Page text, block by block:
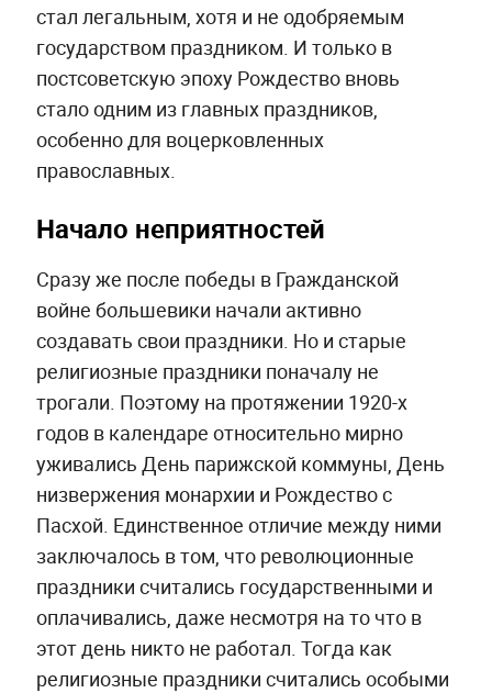
стал легальным, хотя и не одобряемым
государством праздником. И только в
постсоветскую эпоху Рождество вновь
стало одним из главных праздников,
особенно для воцерковленных
православных.
Начало неприятностей
Сразу же после победы в Гражданской
войне большевики начали активно
создавать свои праздники. Но и старые
религиозные праздники поначалу не
трогали. Поэтому на протяжении 1920-х
годов в календаре относительно мирно
уживались День парижской коммуны, День
низвержения монархии и Рождество с
Пасхой. Единственное отличие между ними
заключалось в том, что революционные
праздники считались государственными и
оплачивались, даже несмотря на то что в
этот день никто не работал. Тогда как
религиозные праздники считались особыми